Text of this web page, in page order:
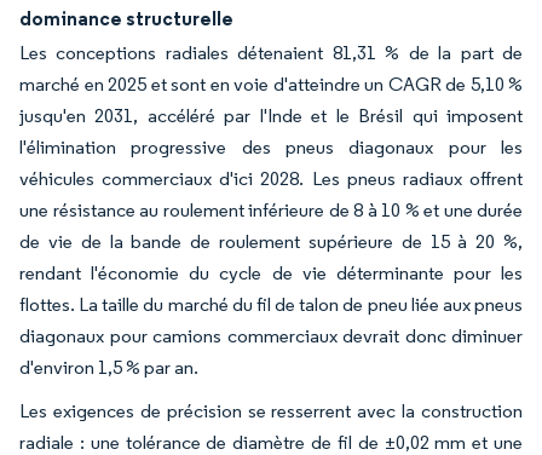
dominance structurelle
Les conceptions radiales détenaient 81,31 % de la part de
marché en 2025 et sont en voie d'atteindre un CAGR de 5,10 %
jusqu'en 2031, accéléré par l'Inde et le Brésil qui imposent
l'élimination progressive des pneus diagonaux pour les
véhicules commerciaux d'ici 2028. Les pneus radiaux offrent
une résistance au roulement inférieure de 8 à 10 % et une durée
de vie de la bande de roulement supérieure de 15 à 20 %,
rendant l'économie du cycle de vie déterminante pour les
flottes. La taille du marché du fil de talon de pneu liée aux pneus
diagonaux pour camions commerciaux devrait donc diminuer
d'environ 1,5 % par an.
Les exigences de précision se resserrent avec la construction
radiale : une tolérance de diamètre de fil de ±0,02 mm et une